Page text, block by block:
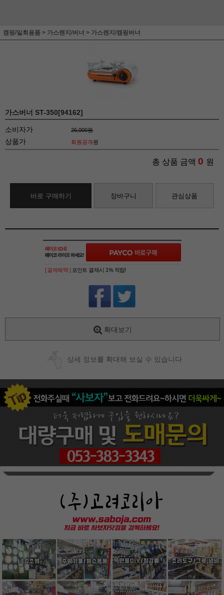
캠핑/일회용품 > 가스렌지/버너 > 가스렌지/캠핑버너
가스버너 ST-350[94162]
소비자가 26,000원
상품가 회원공개원
총 상품 금액 0 원
바로 구매하기 장바구니 관심상품
페이코 ID로
PAYCO 바로
[ 결제혜택 ] 포인트 결제시 1% 적립!
확대보기
상세 정보를 확대해 보실 수 있습니다